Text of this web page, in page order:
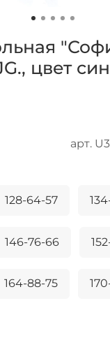
арт.
цвет
128-64-57
146-76-66
164-88-75